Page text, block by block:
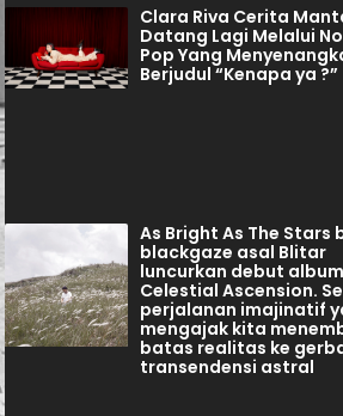
Clara Riva Cerita
Datang Lagi Melalui
Pop Yang
Berjudul “Kenapa ya ?”
As Bright As The Stars
blackgaze asal Blitar
luncurkan debut
Celestial Ascension.
perjalanan imajinatif
mengajak kita
batas realitas ke
transendensi astral